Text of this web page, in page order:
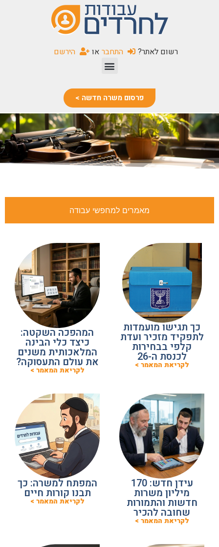
לִנְגִישׁוּת
הָאֲתָר.
רשום לאתר? התחבר או הירשם
פרסום משרה חדשה >
מאמרים למחפשי עבודה
כך תגישו מועמדות
לתפקיד מזכיר ועדת
קלפי בבחירות
לכנסת ה-26
לקריאת המאמר >
המהפכה השקטה:
כיצד כלי הבינה
המלאכותית משנים
את עולם התעסוקה?
לקריאת המאמר >
עידן חדש: 170
מיליון משרות
חדשות והתמורות
שחובה להכיר
לקריאת המאמר >
המפתח למשרה: כך
תבנו קורות חיים
לקריאת המאמר >